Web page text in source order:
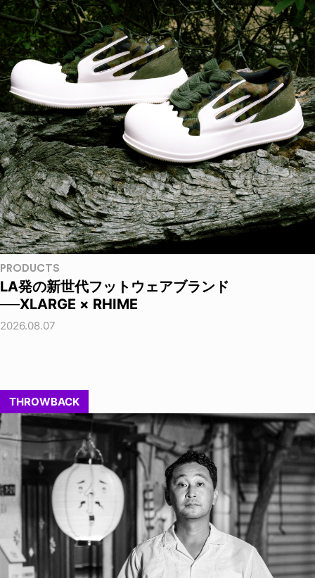
PRODUCTS
LA発の新世代フットウェアブランド
──XLARGE × RHIME
2026.08.07
THROWBACK